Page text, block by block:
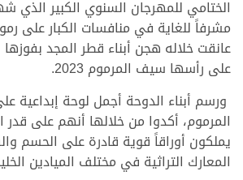
الختامي للمهرجان السنوي الكبير الذي
مشرفاً للغاية في منافسات الكبار على
عانقت خلاله هجن أبناء قطر المجد بفوزها
على رأسها سيف المرموم 2023.
ورسم أبناء الدوحة أجمل لوحة إبداعية
المرموم، أكدوا من خلالها أنهم على
يملكون أوراقاً قوية قادرة على الحسم
المعارك التراثية في مختلف الميادين